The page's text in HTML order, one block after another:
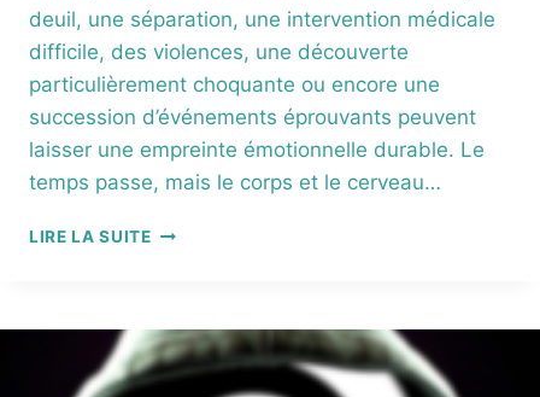
deuil, une séparation, une intervention médicale
difficile, des violences, une découverte
particulièrement choquante ou encore une
succession d’événements éprouvants peuvent
laisser une empreinte émotionnelle durable. Le
temps passe, mais le corps et le cerveau…
LIRE LA SUITERITMO®
UNE
MÉTHODE
POUR